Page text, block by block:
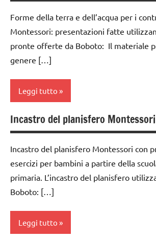
PER ETA'
ARTICOLI
2a
3 ai
6
dai
anni
DIDATTICA
MONTESSORI
e
cartine
Forme della terra e dell’acqua per i
Montessori: presentazioni fatte
pronte offerte da Boboto: Il materiale
genere […]
Leggi tutto
classe
1a
dai
3 ai
6
anni
dai
6
anni
Incastro del planisfero Montessori
Incastro del planisfero Montessori con
esercizi per bambini a partire della
primaria. L’incastro del planisfero
Boboto: […]
Leggi tutto